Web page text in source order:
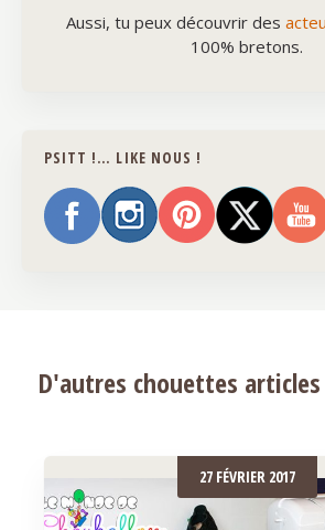
Aussi, tu peux découvrir des
100% bretons.
PSITT !… LIKE NOUS !
D'autres chouettes
27 FÉVRIER 2017